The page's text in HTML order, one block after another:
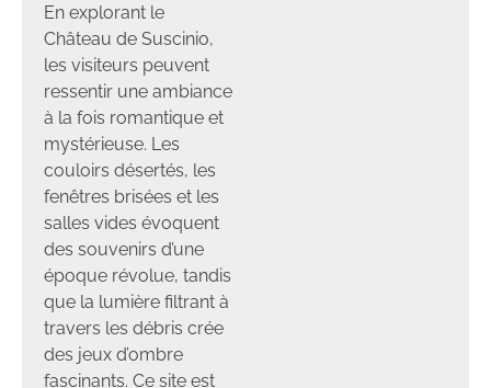
En explorant le
Château de Suscinio,
les visiteurs peuvent
ressentir une ambiance
à la fois romantique et
mystérieuse. Les
couloirs désertés, les
fenêtres brisées et les
salles vides évoquent
des souvenirs d’une
époque révolue, tandis
que la lumière filtrant à
travers les débris crée
des jeux d’ombre
fascinants. Ce site est